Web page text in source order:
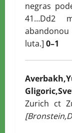
negras
41…Dd2
luta.] 0–1
Zurich ct